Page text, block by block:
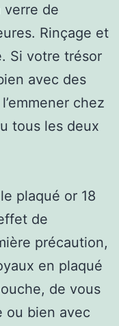
verre de
Rinçage et
Si votre trésor
avec des
chez
tous les deux
plaqué or 18
de
précaution,
en plaqué
de vous
ou bien avec